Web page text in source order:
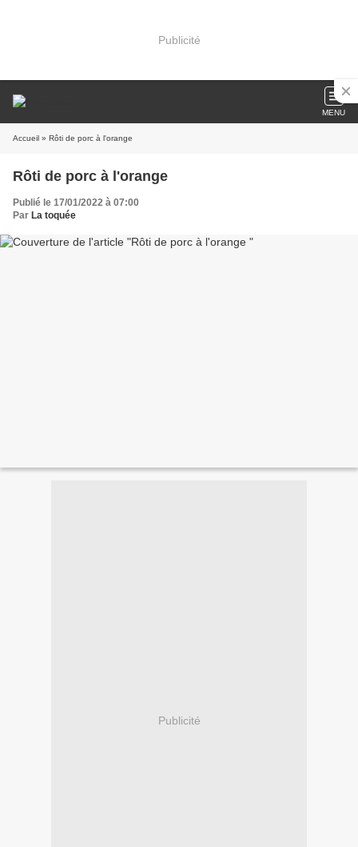
Publicité
MENU
Accueil » Rôti de porc à l'orange
Rôti de porc à l'orange
Publié le 17/01/2022 à 07:00
Par La toquée
Publicité